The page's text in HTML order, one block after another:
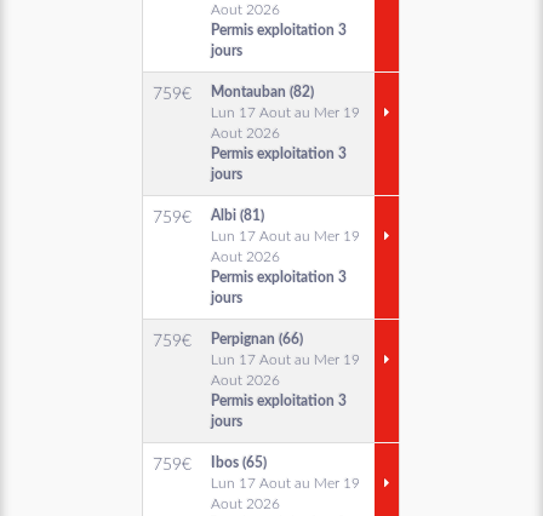
Aout 2026
Permis exploitation 3
jours
759€
Montauban (82)
Lun 17 Aout au Mer 19
Aout 2026
Permis exploitation 3
jours
759€
Albi (81)
Lun 17 Aout au Mer 19
Aout 2026
Permis exploitation 3
jours
759€
Perpignan (66)
Lun 17 Aout au Mer 19
Aout 2026
Permis exploitation 3
jours
759€
Ibos (65)
Lun 17 Aout au Mer 19
Aout 2026